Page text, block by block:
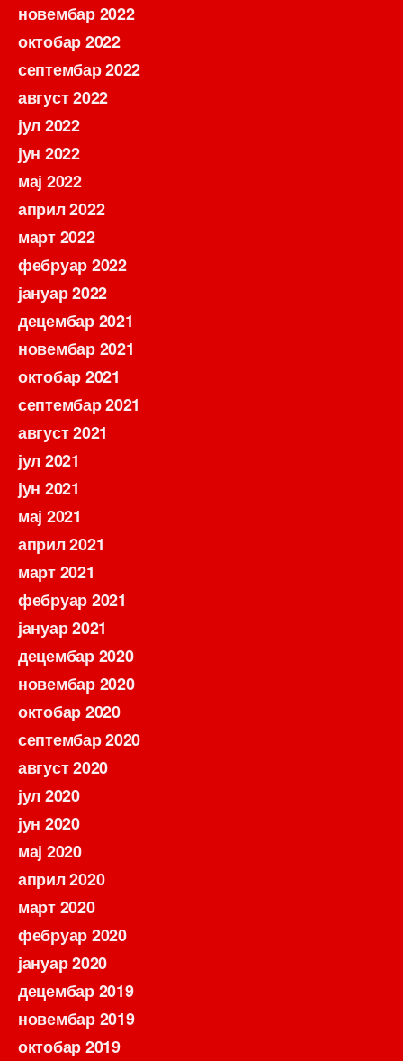
новембар 2022
октобар 2022
септембар 2022
август 2022
јул 2022
јун 2022
мај 2022
април 2022
март 2022
фебруар 2022
јануар 2022
децембар 2021
новембар 2021
октобар 2021
септембар 2021
август 2021
јул 2021
јун 2021
мај 2021
април 2021
март 2021
фебруар 2021
јануар 2021
децембар 2020
новембар 2020
октобар 2020
септембар 2020
август 2020
јул 2020
јун 2020
мај 2020
април 2020
март 2020
фебруар 2020
јануар 2020
децембар 2019
новембар 2019
октобар 2019